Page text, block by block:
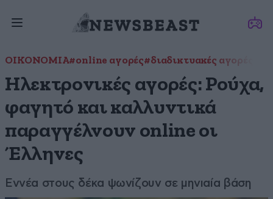
ΟΙΚΟΝΟΜΙΑ#online αγορές#διαδικτυακές αγορές
Ηλεκτρονικές αγορές: Ρούχα,
φαγητό και καλλυντικά
παραγγέλνουν οnline οι
Έλληνες
Εννέα στους δέκα ψωνίζουν σε μηνιαία βάση